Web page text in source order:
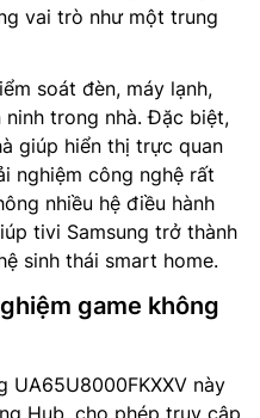
vai trò như một trung
soát đèn, máy lạnh,
ninh trong nhà. Đặc biệt,
giúp hiển thị trực quan
nghiệm công nghệ rất
nhiều hệ điều hành
tivi Samsung trở thành
sinh thái smart home.
game không
UA65U8000FKXXV này
Hub, cho phép truy cập